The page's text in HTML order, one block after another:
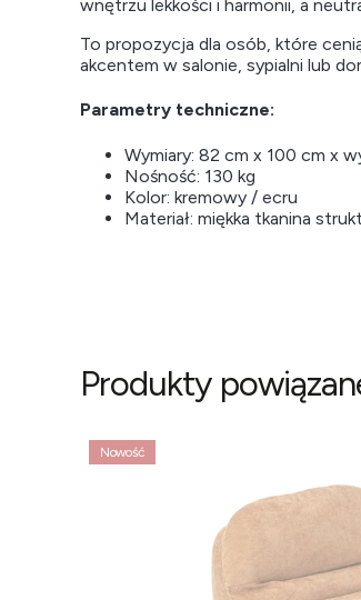
wnętrzu lekkości i harmonii, a
To propozycja dla osób, które
akcentem w salonie, sypialni lub
Parametry techniczne:
Wymiary: 82 cm x 100 cm x
Nośność: 130 kg
Kolor: kremowy / ecru
Materiał: miękka tkanina
Produkty
Nowość